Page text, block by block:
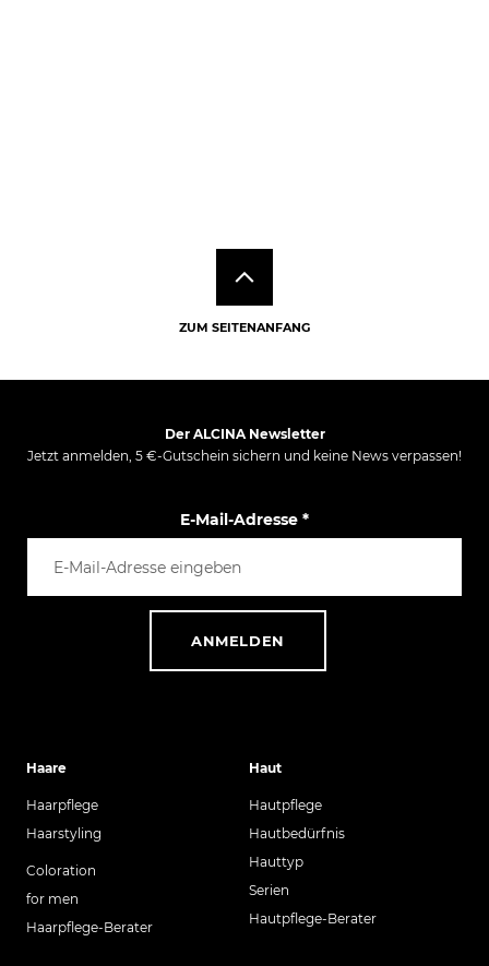
ZUM SEITENANFANG
Der ALCINA Newsletter
Jetzt anmelden, 5 €-Gutschein sichern und keine News verpassen!
E-Mail-Adresse *
ANMELDEN
Haare
Haarpflege
Haarstyling
Coloration
for men
Haarpflege-Berater
Haut
Hautpflege
Hautbedürfnis
Hauttyp
Serien
Hautpflege-Berater